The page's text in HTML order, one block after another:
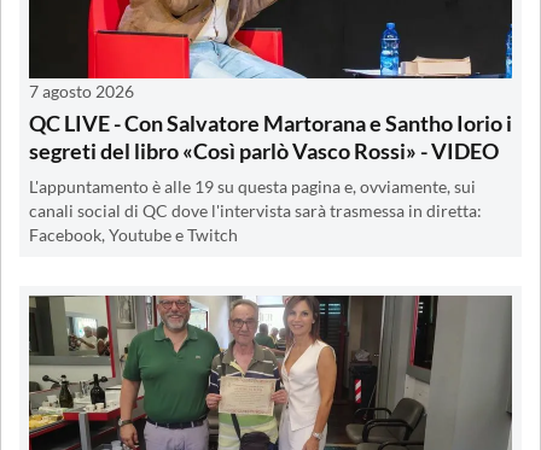
7 agosto 2026
QC LIVE - Con Salvatore Martorana e Santho Iorio i
segreti del libro «Così parlò Vasco Rossi» - VIDEO
L'appuntamento è alle 19 su questa pagina e, ovviamente, sui
canali social di QC dove l'intervista sarà trasmessa in diretta:
Facebook, Youtube e Twitch